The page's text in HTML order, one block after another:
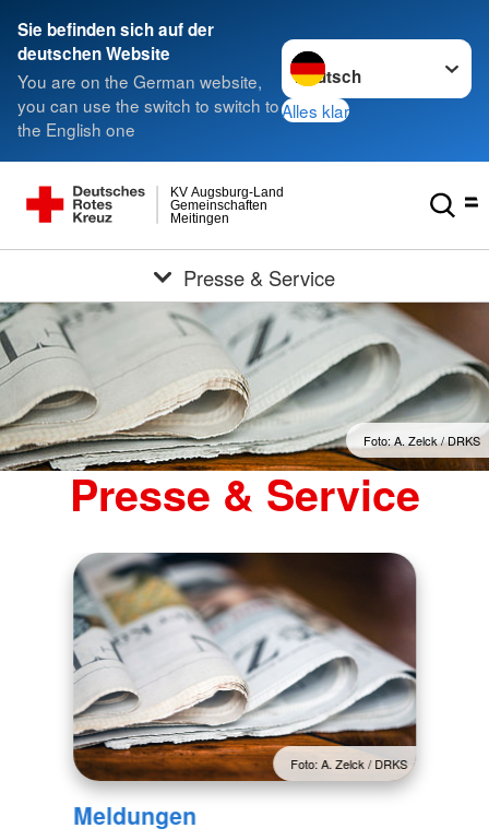
Sie befinden sich auf der
deutschen Website
You are on the German website,
you can use the switch to switch to
the English one
Sprache wechseln zu
Alles klar
Meitingen
Gemeinschaften
KV Augsburg-Land
Presse & Service
Foto: A. Zelck / DRKS
Presse & Service
Foto: A. Zelck / DRKS
Meldungen